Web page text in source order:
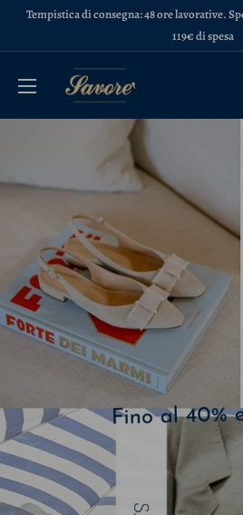
Tempistica di consegna: 48 ore lavorative.
119€ di spesa
Calzature
Savorè